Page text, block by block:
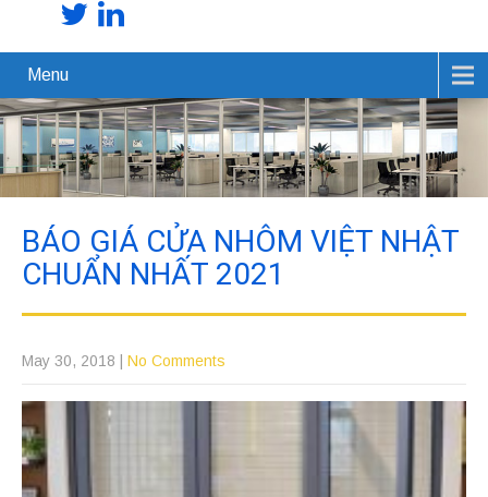
Menu
BÁO GIÁ CỬA NHÔM VIỆT NHẬT
CHUẨN NHẤT 2021
May 30, 2018 | No Comments